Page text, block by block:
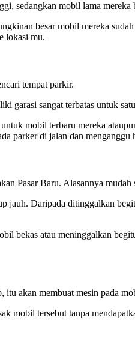
sedangkan mobil lama
besar mobil mereka
lokasi mu.
tempat parkir.
garasi sangat terbatas untuk
mobil terbaru mereka
parker di jalan dan menganggu
Pasar Baru. Alasannya
Daripada ditinggalkan
bekas atau meninggalkan
akan membuat mesin pada
mobil tersebut tanpa